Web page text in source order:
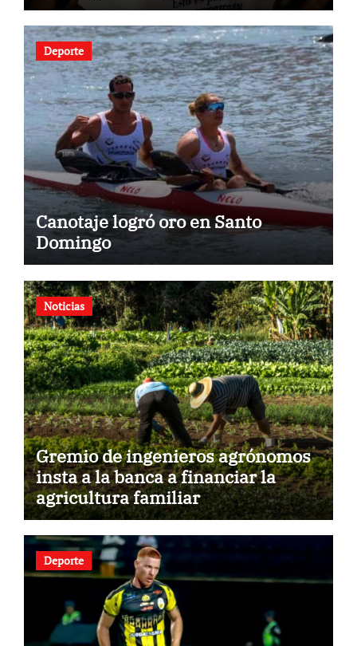
Deporte
Canotaje logró oro en Santo
Domingo
Noticias
Gremio de ingenieros agrónomos
insta a la banca a financiar la
agricultura familiar
Deporte